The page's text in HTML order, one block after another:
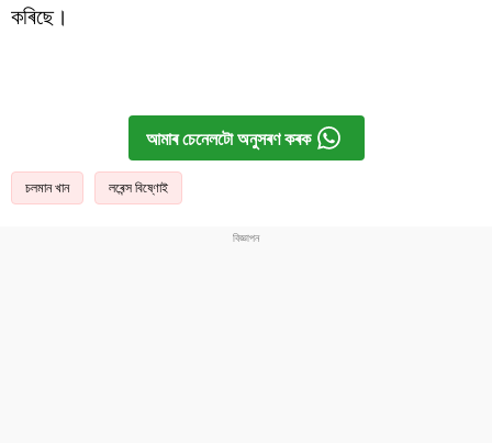
কৰিছে।
আমাৰ চেনেলটো অনুসৰণ কৰক
চলমান খান লৰেন্স বিষ্ণোই